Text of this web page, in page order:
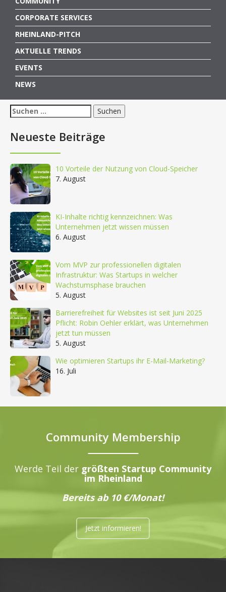
CORPORATE SERVICES
RHEINLAND-PITCH
AKTUELLE TRENDS
EVENTS
NEWS
Suchen
nach:
Neueste Beiträge
10 Vorteile der Nutzung von Cloud-Speicher
7. August
KI-Inhalte richtig kennzeichnen: Was
Unternehmen jetzt wissen müssen
6. August
Vom MVP zur professionellen digitalen
Infrastruktur: Was Startups in welcher
Wachstumsphase brauchen
5. August
Barrierefreiheit für Websites ist seit Juni 2025
Pflicht: Robin Oehler erklärt, was Unternehmen
jetzt tun müssen
5. August
Wie optimieren Startups ihr E-Mail-Marketing?
16. Juli
Community Membership
Werde Teil der größten Startup Community
im Rheinland
Bereits ab 10 €/Monat!
Jetzt informieren!